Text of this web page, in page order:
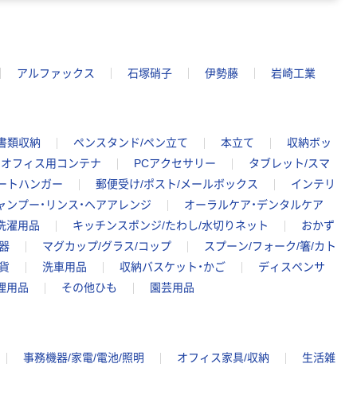
アルファックス 石塚硝子 伊勢藤 岩崎工業
類収納 ペンスタンド/ペン立て 本立て
収納ボッ
オフィス用コンテナ PCアクセサリー
タブレット/スマ
トハンガー 郵便受け/ポスト/メールボックス
インテリ
ンプー・リンス・ヘアアレンジ
オーラルケア・デンタルケア
濯用品 キッチンスポンジ/たわし/水切りネット
おかず
マグカップ/グラス/コップ
スプーン/フォーク/箸/カト
洗車用品 収納バスケット・かご
ディスペンサ
用品 その他ひも 園芸用品
事務機器/家電/電池/照明 オフィス家具/収納
生活雑